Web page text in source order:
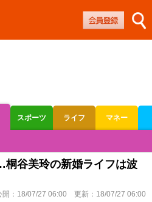
スポーツ ライフ マネー
ース
谷美玲の新婚ライフは波
開： 18/07/27 06:00 更新： 18/07/27 06:00